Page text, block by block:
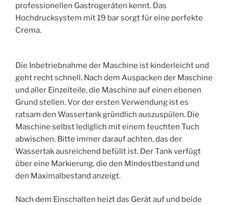
professionellen Gastrogeräten kennt. Das
Hochdrucksystem mit 19 bar sorgt für eine perfekte
Crema.
Die Inbetriebnahme der Maschine ist kinderleicht und
geht recht schnell. Nach dem Auspacken der Maschine
und aller Einzelteile, die Maschine auf einen ebenen
Grund stellen. Vor der ersten Verwendung ist es
ratsam den Wassertank gründlich auszuspülen. Die
Maschine selbst lediglich mit einem feuchten Tuch
abwischen. Bitte immer darauf achten, das der
Wassertak ausreichend befüllt ist. Der Tank verfügt
über eine Markierung, die den Mindestbestand und
den Maximalbestand anzeigt.
Nach dem Einschalten heizt das Gerät auf und beide